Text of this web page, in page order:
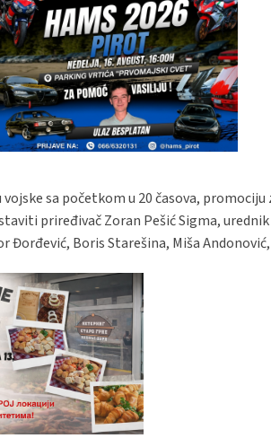
sa početkom u 20 časova,
priređivač Zoran Pešić Sigma, urednik
Boris Starešina, Miša Andonović,